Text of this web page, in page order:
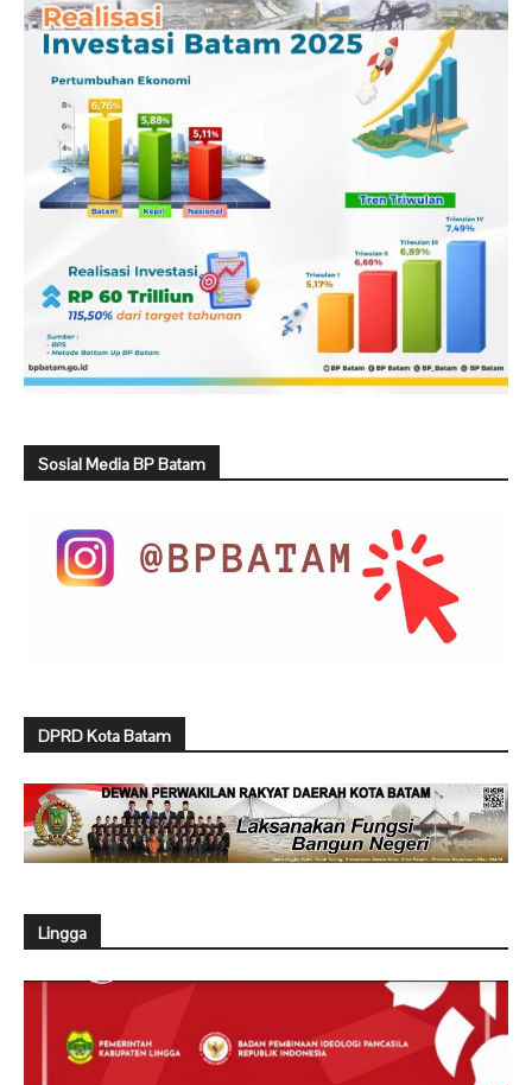
Sosial Media BP Batam
DPRD Kota Batam
Lingga